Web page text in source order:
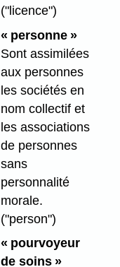
("licence")
« personne »
Sont assimilées
aux personnes
les sociétés en
nom collectif et
les associations
de personnes
sans
personnalité
morale.
("person")
« pourvoyeur
de soins »